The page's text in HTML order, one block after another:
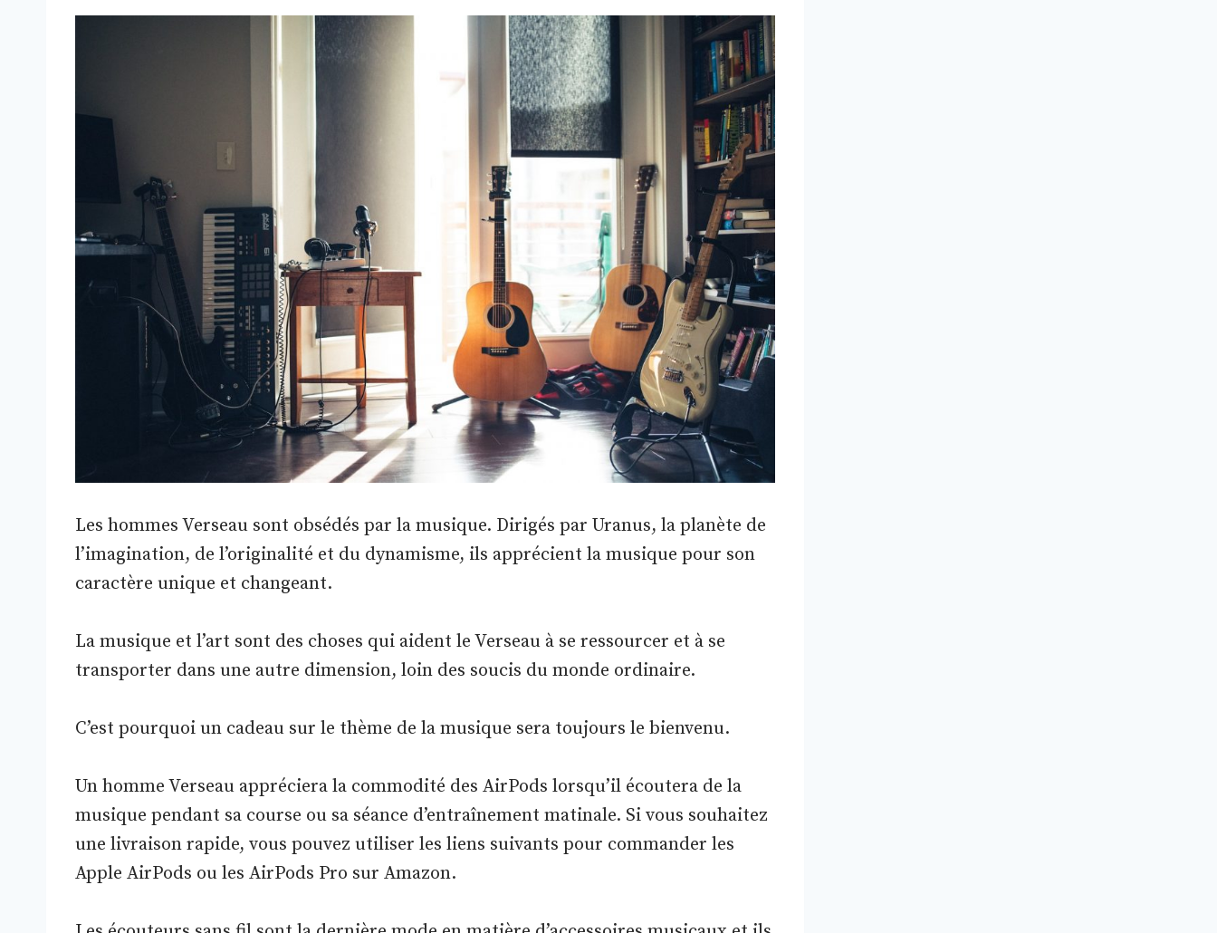
Les hommes Verseau sont obsédés par la musique. Dirigés par Uranus, la planète de
l’imagination, de l’originalité et du dynamisme, ils apprécient la musique pour son
caractère unique et changeant.
La musique et l’art sont des choses qui aident le Verseau à se ressourcer et à se
transporter dans une autre dimension, loin des soucis du monde ordinaire.
C’est pourquoi un cadeau sur le thème de la musique sera toujours le bienvenu.
Un homme Verseau appréciera la commodité des AirPods lorsqu’il écoutera de la
musique pendant sa course ou sa séance d’entraînement matinale. Si vous souhaitez
une livraison rapide, vous pouvez utiliser les liens suivants pour commander les
Apple AirPods ou les AirPods Pro sur Amazon.